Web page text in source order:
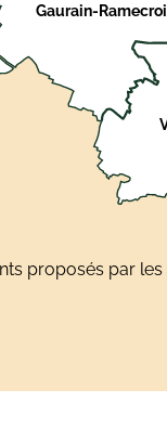
Gaurain-
proposés par